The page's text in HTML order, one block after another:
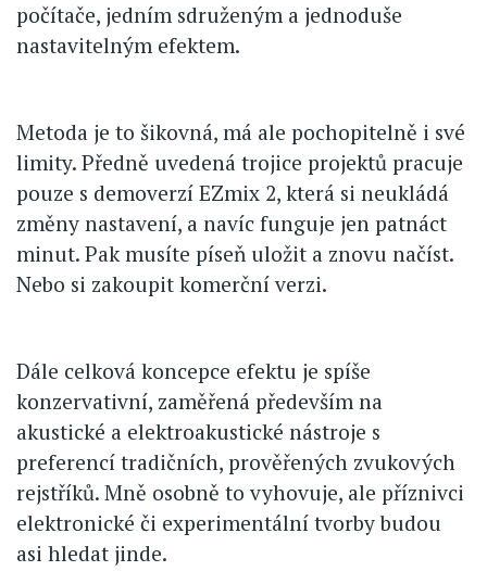
počítače, jedním sdruženým a jednoduše
nastavitelným efektem.
Metoda je to šikovná, má ale pochopitelně i své
limity. Předně uvedená trojice projektů pracuje
pouze s demoverzí EZmix 2, která si neukládá
změny nastavení, a navíc funguje jen patnáct
minut. Pak musíte píseň uložit a znovu načíst.
Nebo si zakoupit komerční verzi.
Dále celková koncepce efektu je spíše
konzervativní, zaměřená především na
akustické a elektroakustické nástroje s
preferencí tradičních, prověřených zvukových
rejstříků. Mně osobně to vyhovuje, ale příznivci
elektronické či experimentální tvorby budou
asi hledat jinde.